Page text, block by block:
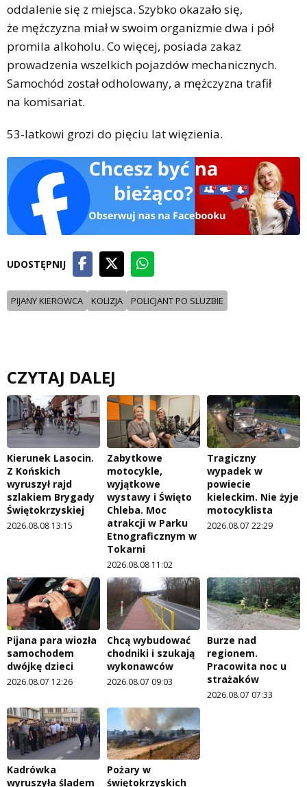
oddalenie się z miejsca. Szybko okazało się,
że mężczyzna miał w swoim organizmie dwa i pół
promila alkoholu. Co więcej, posiada zakaz
prowadzenia wszelkich pojazdów mechanicznych.
Samochód został odholowany, a mężczyzna trafił
na komisariat.
53-latkowi grozi do pięciu lat więzienia.
UDOSTĘPNIJ
PIJANY KIEROWCA KOLIZJA POLICJANT PO SLUZBIE
CZYTAJ DALEJ
Kierunek Lasocin.
Z Końskich
wyruszył rajd
szlakiem Brygady
Świętokrzyskiej
2026.08.08 13:15
Zabytkowe
motocykle,
wyjątkowe
wystawy i Święto
Chleba. Moc
atrakcji w Parku
Etnograficznym w
Tokarni
2026.08.08 11:02
Tragiczny
wypadek w
powiecie
kieleckim. Nie żyje
motocyklista
2026.08.07 22:29
Pijana para wiozła
samochodem
dwójkę dzieci
2026.08.07 12:26
Chcą wybudować
chodniki i szukają
wykonawców
2026.08.07 09:03
Burze nad
regionem.
Pracowita noc u
strażaków
2026.08.07 07:33
Kadrówka
wyruszyła śladem
Pożary w
świętokrzyskich